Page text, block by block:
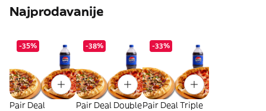
Najprodavanije
-35%
Pair Deal
-38%
Pair Deal Double
-33%
Pair Deal Triple